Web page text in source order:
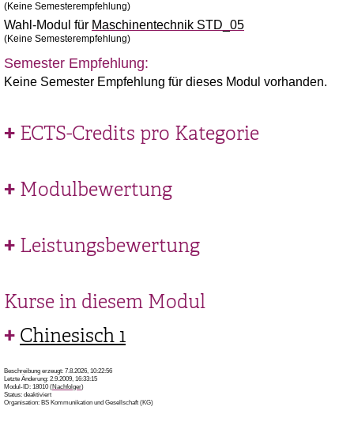
(Keine Semesterempfehlung)
Wahl-Modul für Maschinentechnik STD_05
(Keine Semesterempfehlung)
Semester Empfehlung:
Keine Semester Empfehlung für dieses Modul vorhanden.
ECTS-Credits pro Kategorie
Modulbewertung
Leistungsbewertung
Kurse in diesem Modul
Chinesisch 1
Beschreibung erzeugt: 7.8.2026, 10:22:56
Letzte Änderung: 2.9.2009, 16:33:15
Modul-ID: 18010 (Nachfolger)
Status: deaktiviert
Organisation: BS Kommunikation und Gesellschaft (KG)